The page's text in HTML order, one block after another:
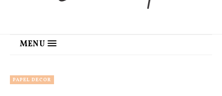
MENU
PAPEL DECOR